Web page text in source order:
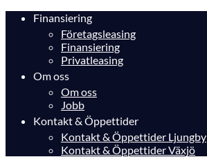
Finansiering
Företagsleasing
Finansiering
Privatleasing
Om oss
Om oss
Jobb
Kontakt & Öppettider
Kontakt & Öppettider Ljungby
Kontakt & Öppettider Växjö